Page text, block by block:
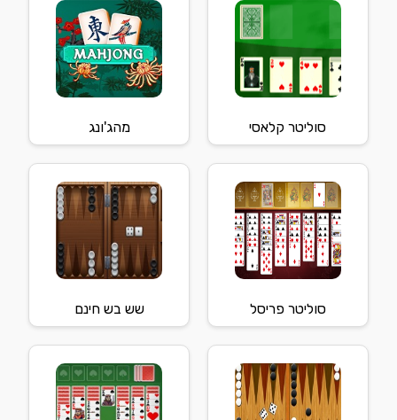
סוליטר קלאסי מהג'ונג
סוליטר פריסל שש בש חינם